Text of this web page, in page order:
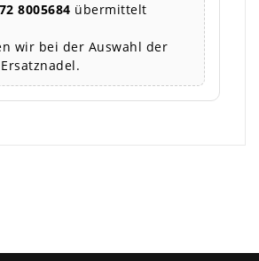
8005684 übermittelt
wir bei der Auswahl der